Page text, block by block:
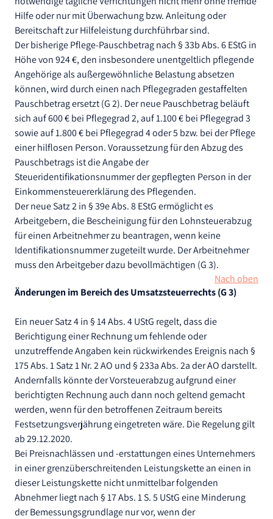
Hilfe oder nur mit Überwachung bzw. Anleitung oder
Bereitschaft zur Hilfeleistung durchführbar sind.
Der bisherige Pflege-Pauschbetrag nach § 33b Abs. 6 EStG in
Höhe von 924 €, den insbesondere unentgeltlich pflegende
Angehörige als außergewöhnliche Belastung absetzen
können, wird durch einen nach Pflegegraden gestaffelten
Pauschbetrag ersetzt (G 2). Der neue Pauschbetrag beläuft
sich auf 600 € bei Pflegegrad 2, auf 1.100 € bei Pflegegrad 3
sowie auf 1.800 € bei Pflegegrad 4 oder 5 bzw. bei der Pflege
einer hilflosen Person. Voraussetzung für den Abzug des
Pauschbetrags ist die Angabe der
Steueridentifikationsnummer der gepflegten Person in der
Einkommensteuererklärung des Pflegenden.
Der neue Satz 2 in § 39e Abs. 8 EStG ermöglicht es
Arbeitgebern, die Bescheinigung für den Lohnsteuerabzug
für einen Arbeitnehmer zu beantragen, wenn keine
Identifikationsnummer zugeteilt wurde. Der Arbeitnehmer
muss den Arbeitgeber dazu bevollmächtigen (G 3).
Nach oben
Änderungen im Bereich des Umsatzsteuerrechts (G 3)
Ein neuer Satz 4 in § 14 Abs. 4 UStG regelt, dass die
Berichtigung einer Rechnung um fehlende oder
unzutreffende Angaben kein rückwirkendes Ereignis nach §
175 Abs. 1 Satz 1 Nr. 2 AO und § 233a Abs. 2a der AO darstellt.
Andernfalls könnte der Vorsteuerabzug aufgrund einer
berichtigten Rechnung auch dann noch geltend gemacht
werden, wenn für den betroffenen Zeitraum bereits
Festsetzungsverjährung eingetreten wäre. Die Regelung gilt
ab 29.12.2020.
Bei Preisnachlässen und -erstattungen eines Unternehmers
in einer grenzüberschreitenden Leistungskette an einen in
dieser Leistungskette nicht unmittelbar folgenden
Abnehmer liegt nach § 17 Abs. 1 S. 5 UStG eine Minderung
der Bemessungsgrundlage nur vor, wenn der